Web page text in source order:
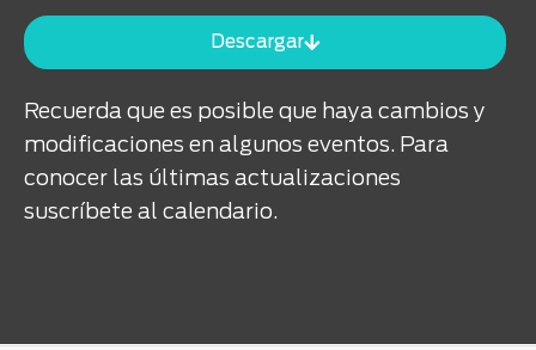
Descargar
Recuerda que es posible que haya cambios y
modificaciones en algunos eventos. Para
conocer las últimas actualizaciones
suscríbete al calendario.